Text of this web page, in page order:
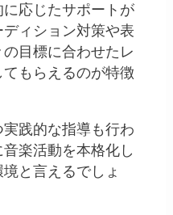
応じたサポートが
ィション対策や表
目標に合わせたレ
もらえるのが特徴
践的な指導も行わ
楽活動を本格化し
と言えるでしょ